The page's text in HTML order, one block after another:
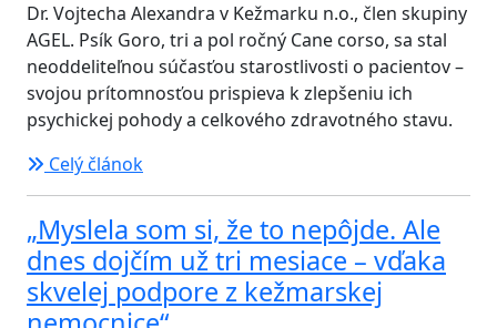
Dr. Vojtecha Alexandra v Kežmarku n.o., člen skupiny
AGEL. Psík Goro, tri a pol ročný Cane corso, sa stal
neoddeliteľnou súčasťou starostlivosti o pacientov –
svojou prítomnosťou prispieva k zlepšeniu ich
psychickej pohody a celkového zdravotného stavu.
Celý článok
„Myslela som si, že to nepôjde. Ale
dnes dojčím už tri mesiace – vďaka
skvelej podpore z kežmarskej